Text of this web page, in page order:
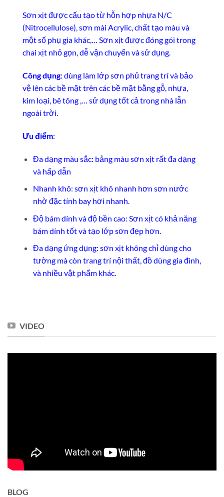
Sơn xịt được cấu tạo từ hỗn hợp nhựa N/C
(Nitrocellulose), sơn mài Acrylic, chất tạo màu và
một số phụ gia khác,… Sơn xịt được đóng gói trong
chai xịt nhỏ gọn, dễ vận chuyển và sử dụng.
Công dụng: dùng làm lớp sơn phủ trang trí và bảo
vệ lên các bề mặt trên các bề mặt bằng gỗ, nhựa,
kim loại, bê tông ,… sử dụng tốt cả trong nhà lẫn
ngoài trời.
Ưu điểm:
Đa dạng màu sắc: bảng màu sơn xịt rất đa dạng
và hấp dẫn
Nhanh khô: sơn xịt khô nhanh hơn sơn nước
nhờ đặc tính bay hơi nhanh.
Độ bám dính và độ bền cao: Sơn xịt có khả năng
bám dính tốt và tạo lớp sơn đẹp hơn.
Đa dạng ứng dụng: sơn xịt không chỉ dùng cho
tường mà còn trang trí nội thất, đồ dùng gia đình,
và nhiều vật phẩm khác.
VIDEO
BLOG